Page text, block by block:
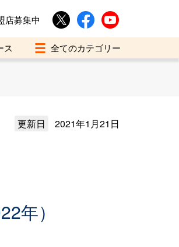
店募集中
ス
更新日 2021年1月21日
年）